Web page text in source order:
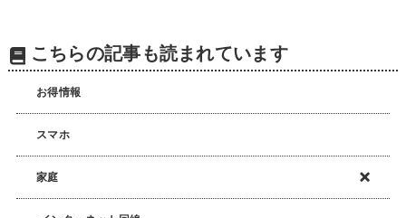
こちらの記事も読まれています
お得情報
スマホ
家庭